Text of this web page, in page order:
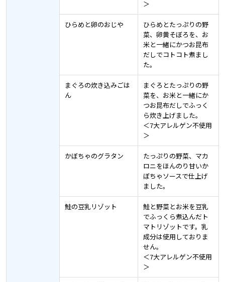
＞
ひらめと卵のおじや
ひらめとたっぷりの野
菜、卵黄そぼろを、お
米と一緒にかつお昆布
だしでコトコト煮まし
た。
まぐろの炊き込みごは
ん
まぐろとたっぷりの野
菜を、お米と一緒にか
つお昆布だしでふっく
ら炊き上げました。
＜7大アレルゲン不使用
＞
かぼちゃのグラタン
たっぷりの野菜、マカ
ロニをほんのり甘いか
ぼちゃソースで仕上げ
ました。
鮭の豆乳リゾット
鮭と野菜とお米を豆乳
でふっくら煮込んだト
マトリゾットです。乳
成分は使用しておりま
せん。
＜7大アレルゲン不使用
＞